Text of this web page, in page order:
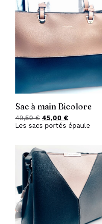
39,50 €. 29,50 €.
Sac à main Bicolore
49,50€ Le
prix
49,50 €.
45,00 €
prix
Les sacs portés épaule